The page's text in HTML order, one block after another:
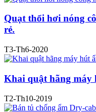
Quạt thổi hơi nóng
rẻ.
T3-Th6-2020
Khai quật hãng máy
T2-Th10-2019